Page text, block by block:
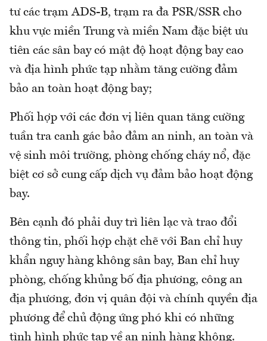
tư các trạm ADS-B, trạm ra đa PSR/SSR cho
khu vực miền Trung và miền Nam đặc biệt ưu
tiên các sân bay có mật độ hoạt động bay cao
và địa hình phức tạp nhằm tăng cường đảm
bảo an toàn hoạt động bay;
Phối hợp với các đơn vị liên quan tăng cường
tuần tra canh gác bảo đảm an ninh, an toàn và
vệ sinh môi trường, phòng chống cháy nổ, đặc
biệt cơ sở cung cấp dịch vụ đảm bảo hoạt động
bay.
Bên cạnh đó phải duy trì liên lạc và trao đổi
thông tin, phối hợp chặt chẽ với Ban chỉ huy
khẩn nguy hàng không sân bay, Ban chỉ huy
phòng, chống khủng bố địa phương, công an
địa phương, đơn vị quân đội và chính quyền địa
phương để chủ động ứng phó khi có những
tình hình phức tạp về an ninh hàng không.